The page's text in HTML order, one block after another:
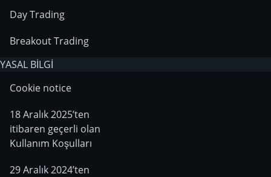
Day Trading
Breakout Trading
YASAL BİLGİ
Cookie notice
18 Aralık 2025’ten
itibaren geçerli olan
Kullanım Koşulları
29 Aralık 2024’ten